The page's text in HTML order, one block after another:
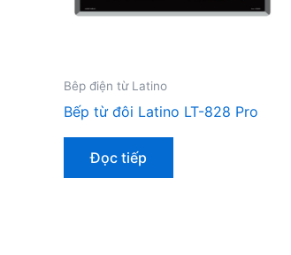
Bêp điện từ Latino
Bếp từ đôi Latino LT-828 Pro
Đọc tiếp